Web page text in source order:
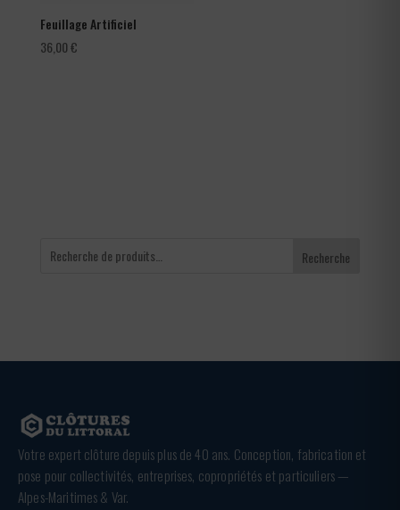
Feuillage Artificiel
36,00€
Recherche
Votre expert clôture depuis plus de 40 ans. Conception, fabrication et
pose pour collectivités, entreprises, copropriétés et particuliers —
Alpes-Maritimes & Var.